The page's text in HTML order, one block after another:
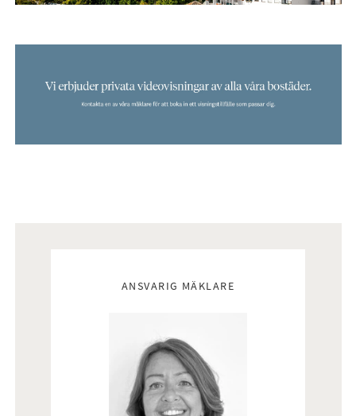
ANSVARIG MÄKLARE